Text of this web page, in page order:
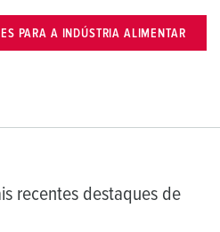
PARA A INDÚSTRIA ALIMENTAR
recentes destaques de